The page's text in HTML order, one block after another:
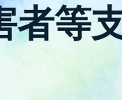
者等